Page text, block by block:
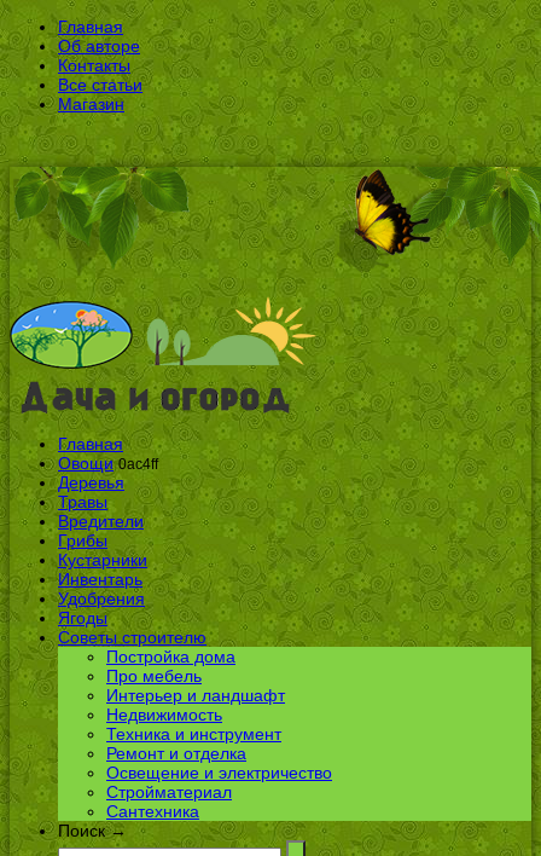
Главная
Об авторе
Контакты
Все статьи
Магазин
Главная
Овощи 0ac4ff
Деревья
Травы
Вредители
Грибы
Кустарники
Инвентарь
Удобрения
Ягоды
Советы строителю
Постройка дома
Про мебель
Интерьер и ландшафт
Недвижимость
Техника и инструмент
Ремонт и отделка
Освещение и электричество
Стройматериал
Сантехника
Поиск →